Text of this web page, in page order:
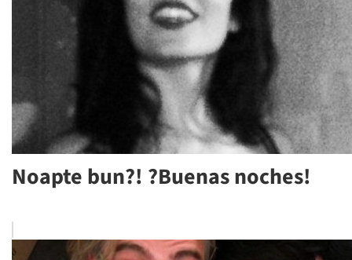
Noapte bun?! ?Buenas noches!